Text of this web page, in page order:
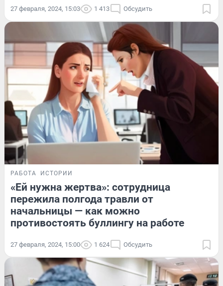
27 февраля, 2024, 15:03 1 413 Обсудить
РАБОТА ИСТОРИИ
«Ей нужна жертва»: сотрудница
пережила полгода травли от
начальницы — как можно
противостоять буллингу на работе
27 февраля, 2024, 15:00 1 624 Обсудить